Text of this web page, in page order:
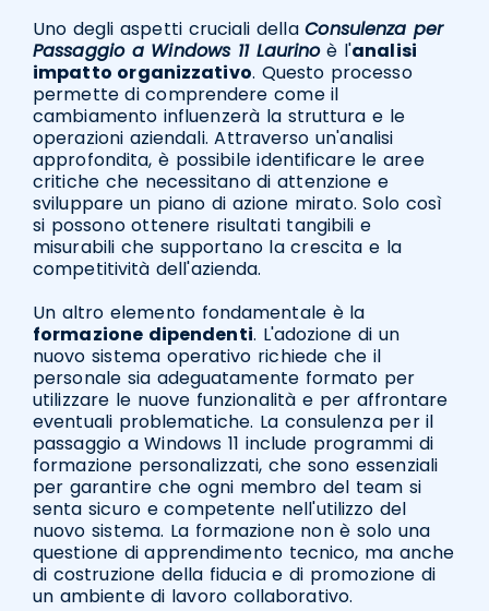
Uno degli aspetti cruciali dellaConsulenza per
Passaggio a Windows 11 Laurinoè l'analisi
impatto organizzativo. Questo processo
permette di comprendere come il
cambiamento influenzerà la struttura e le
operazioni aziendali. Attraverso un'analisi
approfondita, è possibile identificare le aree
critiche che necessitano di attenzione e
sviluppare un piano di azione mirato. Solo così
si possono ottenere risultati tangibili e
misurabili che supportano la crescita e la
competitività dell'azienda.
Un altro elemento fondamentale è la
formazione dipendenti. L'adozione di un
nuovo sistema operativo richiede che il
personale sia adeguatamente formato per
utilizzare le nuove funzionalità e per affrontare
eventuali problematiche. La consulenza per il
passaggio a Windows 11 include programmi di
formazione personalizzati, che sono essenziali
per garantire che ogni membro del team si
senta sicuro e competente nell'utilizzo del
nuovo sistema. La formazione non è solo una
questione di apprendimento tecnico, ma anche
di costruzione della fiducia e di promozione di
un ambiente di lavoro collaborativo.